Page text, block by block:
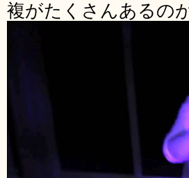
複がたくさんあるの